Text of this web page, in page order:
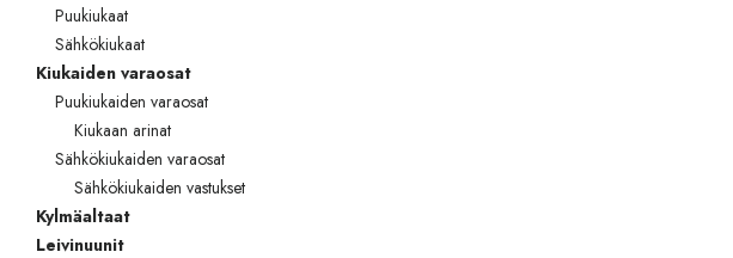
Puukiukaat
Sähkökiukaat
Kiukaiden varaosat
Puukiukaiden varaosat
Kiukaan arinat
Sähkökiukaiden varaosat
Sähkökiukaiden vastukset
Kylmäaltaat
Leivinuunit